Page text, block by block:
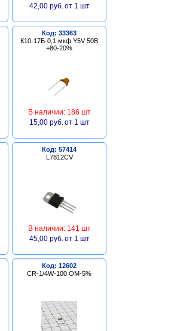
42,00 руб. от 1 шт
Код: 33363
К10-17Б-0,1 мкф Y5V 50В
+80-20%
В наличии: 186 шт
15,00 руб. от 1 шт
Код: 57414
L7812CV
В наличии: 141 шт
45,00 руб. от 1 шт
Код: 12602
CR-1/4W-100 ОМ-5%